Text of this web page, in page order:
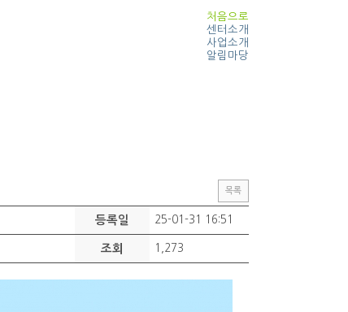
처음으로
센터소개
사업소개
알림마당
목록
등록일 25-01-31 16:51
조회 1,273